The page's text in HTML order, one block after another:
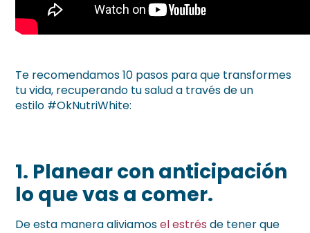
Te recomendamos 10 pasos para que transformes
tu vida, recuperando tu salud a través de un
estilo #OkNutriWhite:
1. Planear con anticipación
lo que vas a comer.
De esta manera aliviamosel estrés de tener que